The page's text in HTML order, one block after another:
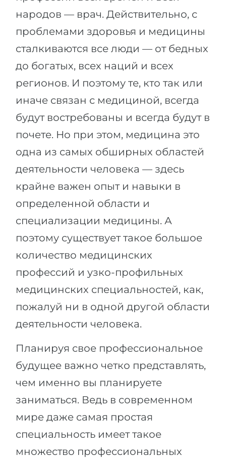
Города
Специальности
Примеры вакансий
КАРЬЕРНОЕ ОРИЕНТИРОВАНИЕ
Тест Голланда
Тест Карта Интересов
Тест RIASEC
Успехна
100%
Наши студенты успешно поступают
КОНСУЛЬТАЦИЯ!
ПОСТУПАЕМ НА...
Медицина
ПОСТУПАЕМ ИЗ...
Россия
Украина
Казахстан
Азербайджан
Армения
Беларусь
Другая страна
ЗАПИСАТЬСЯ НА КОНСУЛЬТАЦИЮ
народов — врач. Действительно, с
проблемами здоровья и медицины
сталкиваются все люди — от бедных
до богатых, всех наций и всех
регионов. И поэтому те, кто так или
иначе связан с медициной, всегда
будут востребованы и всегда будут в
почете. Но при этом, медицина это
одна из самых обширных областей
деятельности человека — здесь
крайне важен опыт и навыки в
определенной области и
специализации медицины. А
поэтому существует такое большое
количество медицинских
профессий и узко-профильных
медицинских специальностей, как,
пожалуй ни в одной другой области
деятельности человека.
Планируя свое профессиональное
будущее важно четко представлять,
чем именно вы планируете
заниматься. Ведь в современном
мире даже самая простая
специальность имеет такое
множество профессиональных